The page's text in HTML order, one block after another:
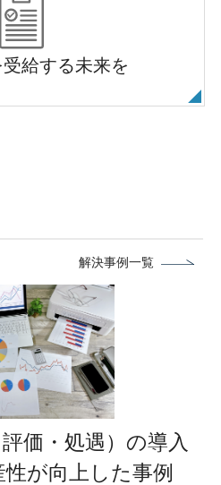
給する未来を
解決事例一覧
価・処遇）の導入
が向上した事例